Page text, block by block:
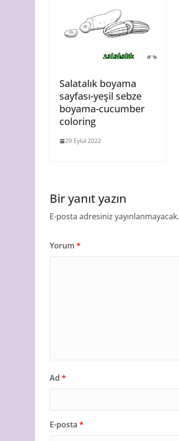
Salatalık boyama
sayfası-yeşil sebze
boyama-cucumber
coloring
29 Eylül 2022
Bir yanıt yazın
E-posta adresiniz yayınlanmayacak.
Yorum *
Ad *
E-posta *